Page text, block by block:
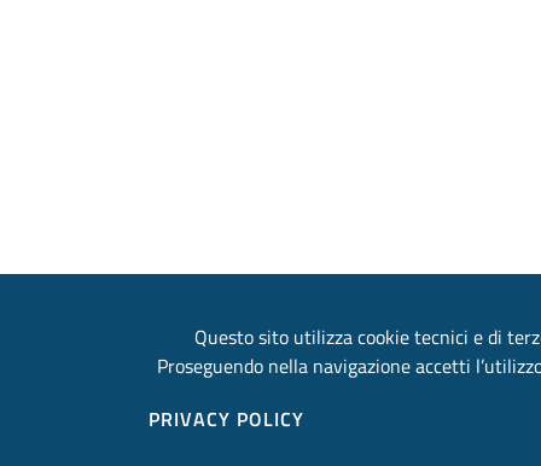
Questo sito utilizza cookie tecnici e di
Proseguendo nella navigazione accetti
PRIVACY POLICY